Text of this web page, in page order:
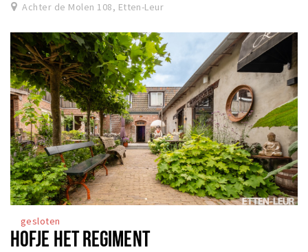
Achter de Molen 108, Etten-Leur
gesloten
HOFJE HET REGIMENT